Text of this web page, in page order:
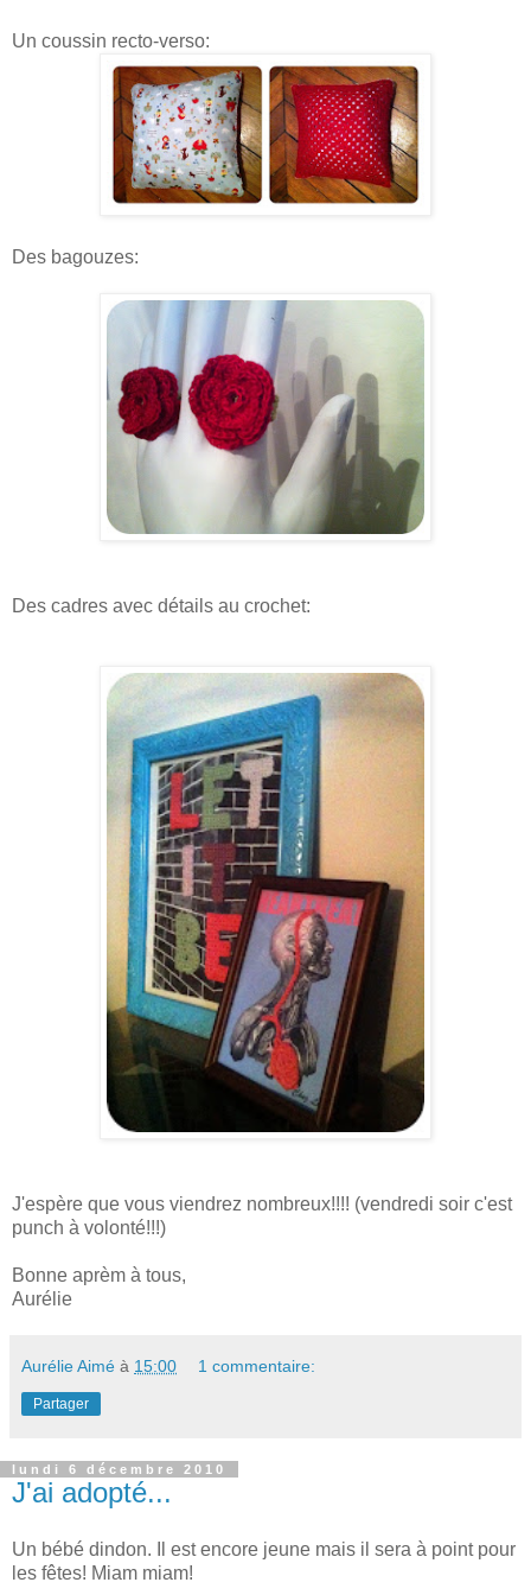
Un coussin recto-verso:
Des bagouzes:
Des cadres avec détails au crochet:
J'espère que vous viendrez nombreux!!!! (vendredi soir c'est
punch à volonté!!!)
Bonne aprèm à tous,
Aurélie
Aurélie Aimé à 15:00 1 commentaire:
Partager
lundi 6 décembre 2010
J'ai adopté...
Un bébé dindon. Il est encore jeune mais il sera à point pour
les fêtes! Miam miam!